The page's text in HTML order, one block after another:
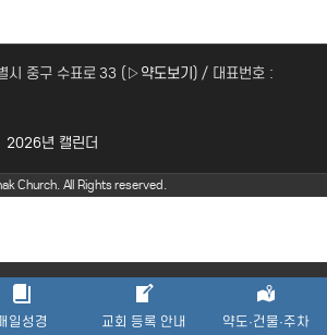
시 중구 수표로 33 (▷약도보기 ) / 대표번호 :
2026년 캘린더
Church. All Rights reserved.
일성경 교회 등록 안내 약도·건물·주차